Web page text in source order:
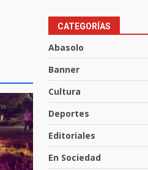
CATEGORÍAS
Abasolo
Banner
Cultura
Deportes
Editoriales
En Sociedad
3